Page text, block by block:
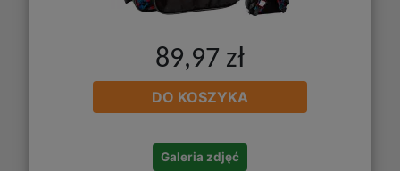
89,97 zł
DO KOSZYKA
Galeria zdjęć